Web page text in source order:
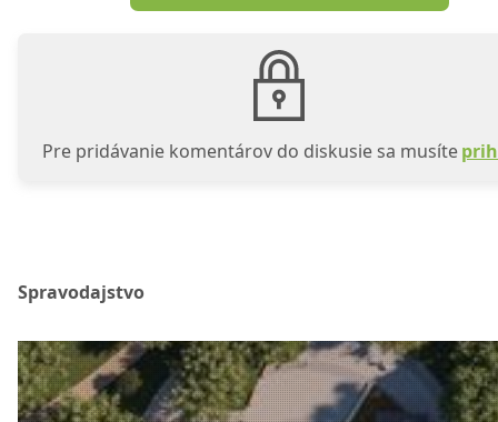
Pre pridávanie komentárov do diskusie sa musíte
Spravodajstvo